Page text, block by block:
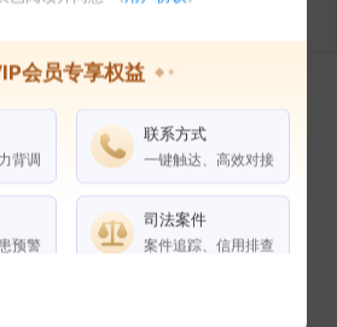
限制高消费
息 开庭公告 法院公告
会员专享权益
背调
联系方式
一键触达、高效对接
预警
司法案件
案件追踪、信用排查